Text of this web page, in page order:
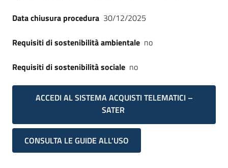
Data chiusura procedura 30/12/2025
Requisiti di sostenibilità ambientale no
Requisiti di sostenibilità sociale no
ACCEDI AL SISTEMA ACQUISTI TELEMATICI –
SATER
CONSULTA LE GUIDE ALL'USO